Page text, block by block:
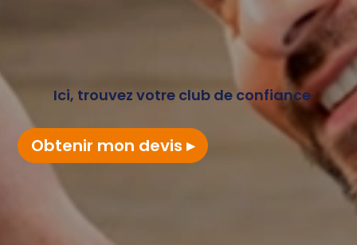
Ici, trouvez votre club de confiance
Obtenir mon devis